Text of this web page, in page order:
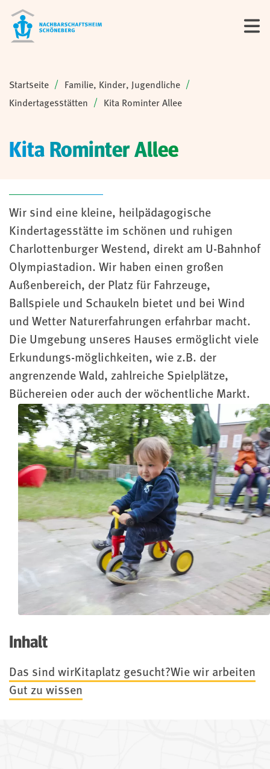
Sie sind hier:
Startseite
Familie, Kinder, Jugendliche
Kindertagesstätten
Kita Rominter Allee
Kita Rominter Allee
Wir sind eine kleine, heilpädagogische
Kindertagesstätte im schönen und ruhigen
Charlottenburger Westend, direkt am U-Bahnhof
Olympiastadion. Wir haben einen großen
Außenbereich, der Platz für Fahrzeuge,
Ballspiele und Schaukeln bietet und bei Wind
und Wetter Naturerfahrungen erfahrbar macht.
Die Umgebung unseres Hauses ermöglicht viele
Erkundungs-möglichkeiten, wie z.B. der
angrenzende Wald, zahlreiche Spielplätze,
Büchereien oder auch der wöchentliche Markt.
Inhalt
Das sind wirKitaplatz gesucht?Wie wir arbeiten
Gut zu wissen